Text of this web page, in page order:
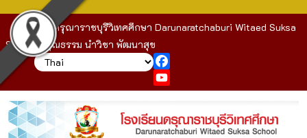
โรงเรียนดรุณาราชบุรีวิเทศศึกษา Darunaratchaburi Witaed Suksa
School : คุณธรรม นำวิชา พัฒนาสุข
YouTube